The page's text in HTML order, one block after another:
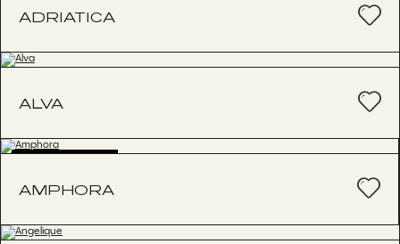
ADRIATICA
ALVA
AMPHORA